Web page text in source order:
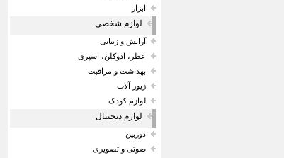
ابزار
لوازم شخصی
آرایش و زیبایی
عطر، ادوکلن، اسپری
بهداشت و مراقبت
زیور آلات
لوازم کودک
لوازم دیجیتال
دوربین
صوتی و تصویری